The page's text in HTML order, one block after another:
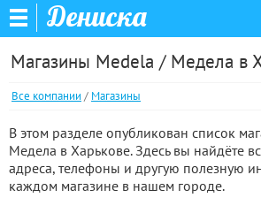
Дениска
Магазины Medela / Медела в
Все компании/ Магазины
В этом разделе опубликован список
Медела в Харькове. Здесь вы найдёте
адреса, телефоны и другую полезную
каждом магазине в нашем городе.